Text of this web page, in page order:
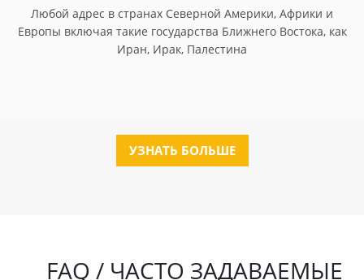
Любой адрес в странах Северной Америки, Африки и
Европы включая такие государства Ближнего Востока, как
Иран, Ирак, Палестина
УЗНАТЬ БОЛЬШЕ
FAQ / ЧАСТО ЗАДАВАЕМЫЕ